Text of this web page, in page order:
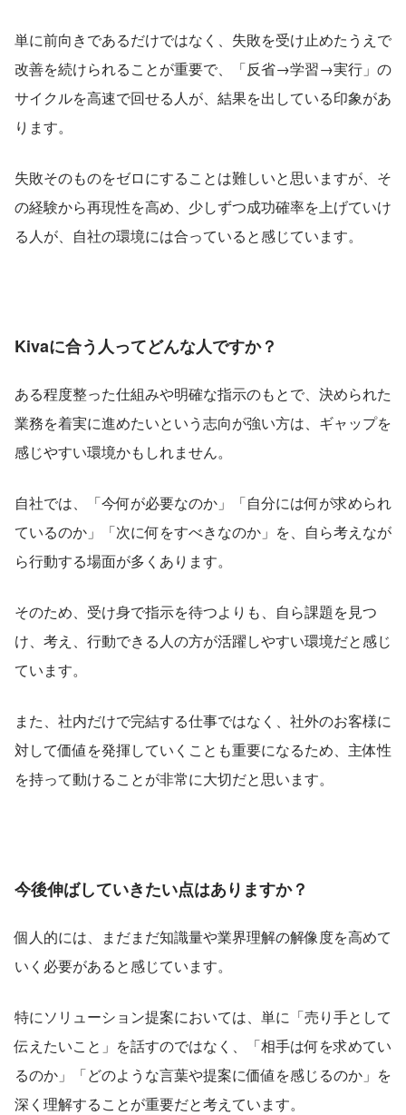
単に前向きであるだけではなく、失敗を受け止めたうえで
改善を続けられることが重要で、「反省→学習→実行」の
サイクルを高速で回せる人が、結果を出している印象があ
ります。
失敗そのものをゼロにすることは難しいと思いますが、そ
の経験から再現性を高め、少しずつ成功確率を上げていけ
る人が、自社の環境には合っていると感じています。
Kivaに合う人ってどんな人ですか？
ある程度整った仕組みや明確な指示のもとで、決められた
業務を着実に進めたいという志向が強い方は、ギャップを
感じやすい環境かもしれません。
自社では、「今何が必要なのか」「自分には何が求められ
ているのか」「次に何をすべきなのか」を、自ら考えなが
ら行動する場面が多くあります。
そのため、受け身で指示を待つよりも、自ら課題を見つ
け、考え、行動できる人の方が活躍しやすい環境だと感じ
ています。
また、社内だけで完結する仕事ではなく、社外のお客様に
対して価値を発揮していくことも重要になるため、主体性
を持って動けることが非常に大切だと思います。
今後伸ばしていきたい点はありますか？
個人的には、まだまだ知識量や業界理解の解像度を高めて
いく必要があると感じています。
特にソリューション提案においては、単に「売り手として
伝えたいこと」を話すのではなく、「相手は何を求めてい
るのか」「どのような言葉や提案に価値を感じるのか」を
深く理解することが重要だと考えています。